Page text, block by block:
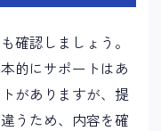
確認しましょう。
的にサポートはあ
がありますが、提
うため、内容を確